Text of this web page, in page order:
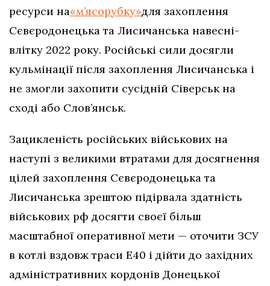
ресурси на«м’ясорубку»для захоплення
Сєвєродонецька та Лисичанська навесні-
влітку 2022 року. Російські сили досягли
кульмінації після захоплення Лисичанська і
не змогли захопити сусідній Сіверськ на
сході або Слов’янськ.
Зацикленість російських військових на
наступі з великими втратами для досягнення
цілей захоплення Сєвєродонецька та
Лисичанська зрештою підірвала здатність
військових рф досягти своєї більш
масштабної оперативної мети — оточити ЗСУ
в котлі вздовж траси Е40 і дійти до західних
адміністративних кордонів Донецької